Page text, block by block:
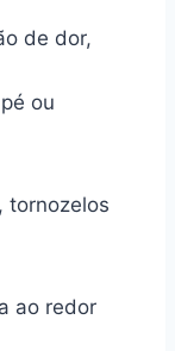
de dor,
ou
tornozelos
ao redor